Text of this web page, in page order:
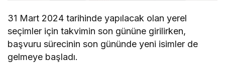
31 Mart 2024 tarihinde yapılacak olan yerel
seçimler için takvimin son gününe girilirken,
başvuru sürecinin son gününde yeni isimler de
gelmeye başladı.